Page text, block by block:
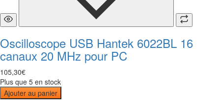
Oscilloscope USB Hantek 6022BL 16
canaux 20 MHz pour PC
105,30€
Plus que 5 en stock
Ajouter au panier